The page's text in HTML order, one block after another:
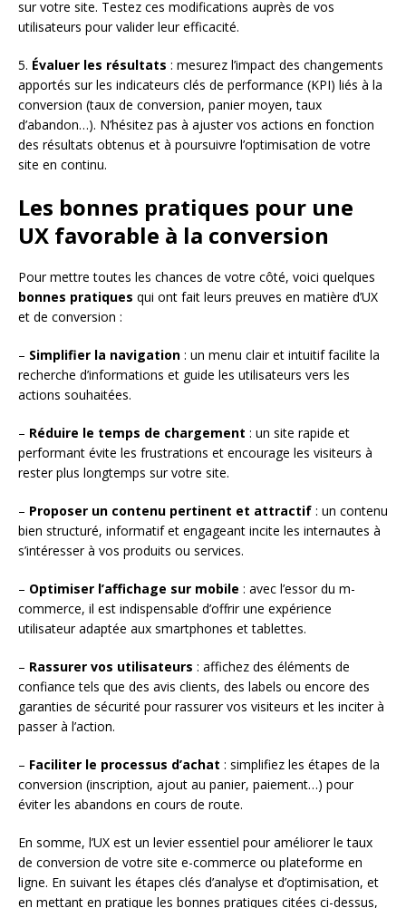
sur votre site. Testez ces modifications auprès de vos
utilisateurs pour valider leur efficacité.
5. Évaluer les résultats : mesurez l’impact des changements
apportés sur les indicateurs clés de performance (KPI) liés à la
conversion (taux de conversion, panier moyen, taux
d’abandon…). N’hésitez pas à ajuster vos actions en fonction
des résultats obtenus et à poursuivre l’optimisation de votre
site en continu.
Les bonnes pratiques pour une
UX favorable à la conversion
Pour mettre toutes les chances de votre côté, voici quelques
bonnes pratiques qui ont fait leurs preuves en matière d’UX
et de conversion :
– Simplifier la navigation : un menu clair et intuitif facilite la
recherche d’informations et guide les utilisateurs vers les
actions souhaitées.
– Réduire le temps de chargement : un site rapide et
performant évite les frustrations et encourage les visiteurs à
rester plus longtemps sur votre site.
– Proposer un contenu pertinent et attractif : un contenu
bien structuré, informatif et engageant incite les internautes à
s’intéresser à vos produits ou services.
– Optimiser l’affichage sur mobile : avec l’essor du m-
commerce, il est indispensable d’offrir une expérience
utilisateur adaptée aux smartphones et tablettes.
– Rassurer vos utilisateurs : affichez des éléments de
confiance tels que des avis clients, des labels ou encore des
garanties de sécurité pour rassurer vos visiteurs et les inciter à
passer à l’action.
– Faciliter le processus d’achat : simplifiez les étapes de la
conversion (inscription, ajout au panier, paiement…) pour
éviter les abandons en cours de route.
En somme, l’UX est un levier essentiel pour améliorer le taux
de conversion de votre site e-commerce ou plateforme en
ligne. En suivant les étapes clés d’analyse et d’optimisation, et
en mettant en pratique les bonnes pratiques citées ci-dessus,